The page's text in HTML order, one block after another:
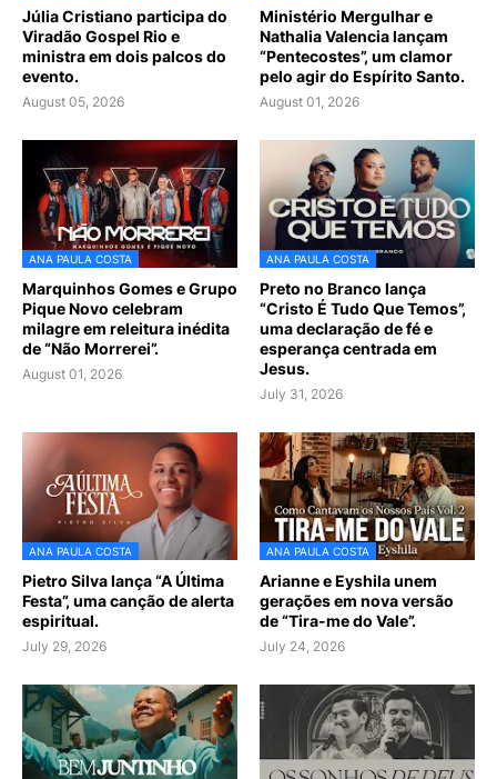
Júlia Cristiano participa do
Viradão Gospel Rio e
ministra em dois palcos do
evento.
August 05, 2026
Ministério Mergulhar e
Nathalia Valencia lançam
“Pentecostes”, um clamor
pelo agir do Espírito Santo.
August 01, 2026
ANA PAULA COSTA
Marquinhos Gomes e Grupo
Pique Novo celebram
milagre em releitura inédita
de “Não Morrerei”.
August 01, 2026
ANA PAULA COSTA
Preto no Branco lança
“Cristo É Tudo Que Temos”,
uma declaração de fé e
esperança centrada em
Jesus.
July 31, 2026
ANA PAULA COSTA
Pietro Silva lança “A Última
Festa”, uma canção de alerta
espiritual.
July 29, 2026
ANA PAULA COSTA
Arianne e Eyshila unem
gerações em nova versão
de “Tira-me do Vale”.
July 24, 2026